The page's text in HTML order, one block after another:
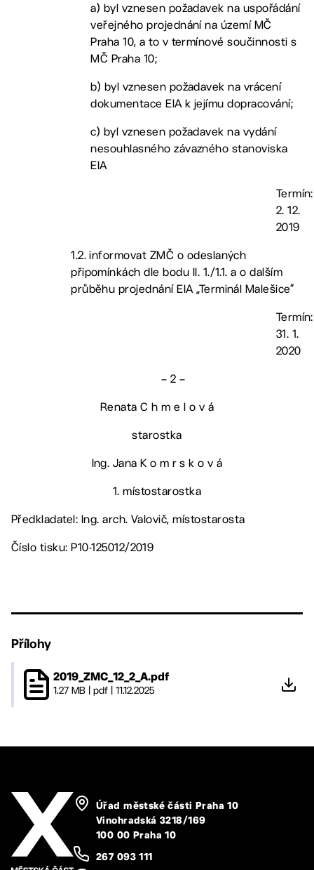
a) byl vznesen požadavek na uspořádání
veřejného projednání na území MČ
Praha 10, a to v termínové součinnosti s
MČ Praha 10;
b) byl vznesen požadavek na vrácení
dokumentace EIA k jejímu dopracování;
c) byl vznesen požadavek na vydání
nesouhlasného závazného stanoviska
EIA
Termín:
2. 12.
2019
1.2. informovat ZMČ o odeslaných
připomínkách dle bodu II. 1./1.1. a o dalším
průběhu projednání EIA „Terminál Malešice“
Termín:
31. 1.
2020
– 2 –
Renata C h m e l o v á
starostka
Ing. Jana K o m r s k o v á
1. místostarostka
Předkladatel: Ing. arch. Valovič, místostarosta
Číslo tisku: P10-125012/2019
Přílohy
2019_ZMC_12_2_A.pdf
1.27 MB pdf 11.12.2025
Úřad městské části Praha 10
Vinohradská 3218/169
100 00 Praha 10
267 093 111